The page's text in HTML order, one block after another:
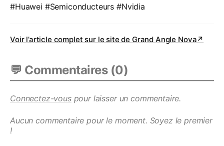
#Huawei #Semiconducteurs #Nvidia
Voir l’article complet sur le site de Grand Angle Nova↗
💬 Commentaires (0)
Connectez-vouspour laisser un commentaire.
Aucun commentaire pour le moment. Soyez le premier
!